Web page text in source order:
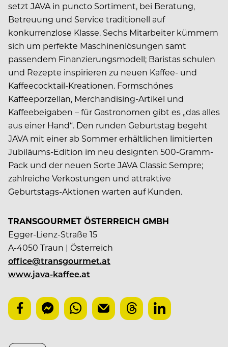
setzt JAVA in puncto Sortiment, bei Beratung,
Betreuung und Service traditionell auf
konkurrenzlose Klasse. Sechs Mitarbeiter kümmern
sich um perfekte Maschinenlösungen samt
passendem Finanzierungsmodell; Baristas schulen
und Rezepte inspirieren zu neuen Kaffee- und
Kaffeecocktail-Kreationen. Formschönes
Kaffeeporzellan, Merchandising-Artikel und
Kaffeebeigaben – für Gastronomen gibt es „das alles
aus einer Hand“. Den runden Geburtstag begeht
JAVA mit einer ab Sommer erhältlichen limitierten
Jubiläums-Edition im neu designten 500-Gramm-
Pack und der neuen Sorte JAVA Classic Sempre;
zahlreiche Verkostungen und attraktive
Geburtstags-Aktionen warten auf Kunden.
TRANSGOURMET ÖSTERREICH GMBH
Egger-Lienz-Straße 15
A-4050 Traun | Österreich
office@transgourmet.at
www.java-kaffee.at